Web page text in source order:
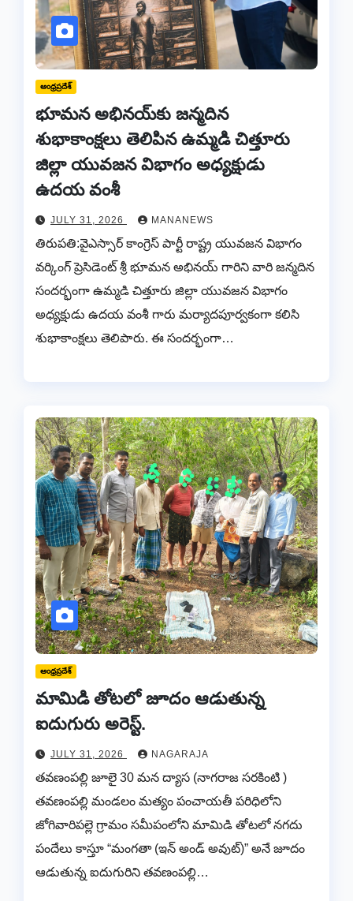
ఆంధ్రప్రదేశ్
భూమన అభినయ్‌కు జన్మదిన
శుభాకాంక్షలు తెలిపిన ఉమ్మడి చిత్తూరు
జిల్లా యువజన విభాగం అధ్యక్షుడు
ఉదయ వంశీ
JULY 31, 2026 MANANEWS
తిరుపతి:వైఎస్సార్ కాంగ్రెస్ పార్టీ రాష్ట్ర యువజన విభాగం
వర్కింగ్ ప్రెసిడెంట్ శ్రీ భూమన అభినయ్ గారిని వారి జన్మదిన
సందర్భంగా ఉమ్మడి చిత్తూరు జిల్లా యువజన విభాగం
అధ్యక్షుడు ఉదయ వంశీ గారు మర్యాదపూర్వకంగా కలిసి
శుభాకాంక్షలు తెలిపారు. ఈ సందర్భంగా…
ఆంధ్రప్రదేశ్
మామిడి తోటలో జూదం ఆడుతున్న
ఐదుగురు అరెస్ట్.
JULY 31, 2026 NAGARAJA
తవణంపల్లి జూలై 30 మన ద్యాస (నాగరాజ సరకింటి )
తవణంపల్లి మండలం మత్యం పంచాయతీ పరిధిలోని
జోగివారిపల్లె గ్రామం సమీపంలోని మామిడి తోటలో నగదు
పందేలు కాస్తూ “మంగతా (ఇన్ అండ్ అవుట్)” అనే జూదం
ఆడుతున్న ఐదుగురిని తవణంపల్లి…